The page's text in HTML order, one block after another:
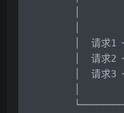
│
│  请求1
│  请求2
│  请求3